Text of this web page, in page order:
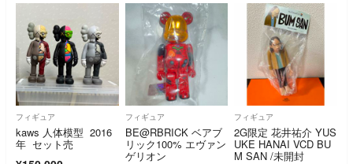
フィギュア
kaws 人体模型 2016
年 セット売
フィギュア
BE@RBRICK ベアブ
リック100% エヴァン
ゲリオン
フィギュア
2G限定 花井祐介 YUS
UKE HANAI VCD BU
M SAN /未開封